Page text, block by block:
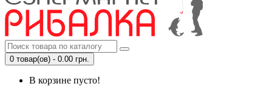
0 товар(ов) - 0.00 грн.
В корзине пусто!